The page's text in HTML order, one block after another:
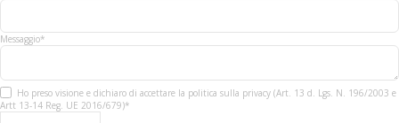
Messaggio*
Ho preso visione e dichiaro di accettare la politica sulla privacy (Art. 13 d. Lgs. N. 196/2003 e
Artt 13-14 Reg. UE 2016/679)*